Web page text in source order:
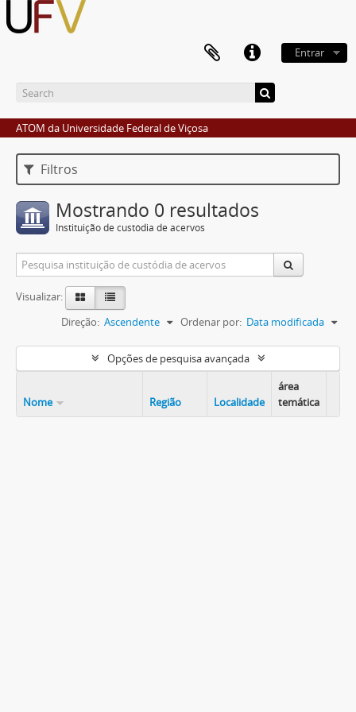
Entrar
ATOM da Universidade Federal de Viçosa
Filtros
Mostrando 0 resultados
Instituição de custódia de acervos
Visualizar:
Ordenar por: Data modificada
Direção: Ascendente
Opções de pesquisa avançada
Nome Região Localidade
área
temática